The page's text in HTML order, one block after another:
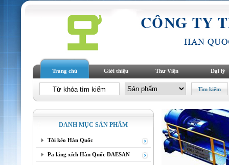
Trang chủ Giới thiệu Thư Viện Đại lý
DANH MỤC SẢN PHẨM
Tời kéo Hàn Quốc
Pa lăng xích Hàn Quốc DAESAN